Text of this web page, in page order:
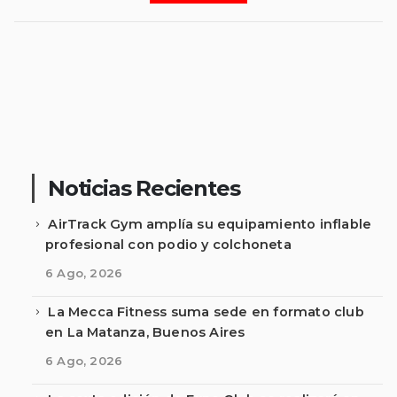
Noticias Recientes
AirTrack Gym amplía su equipamiento inflable
profesional con podio y colchoneta
6 Ago, 2026
La Mecca Fitness suma sede en formato club
en La Matanza, Buenos Aires
6 Ago, 2026